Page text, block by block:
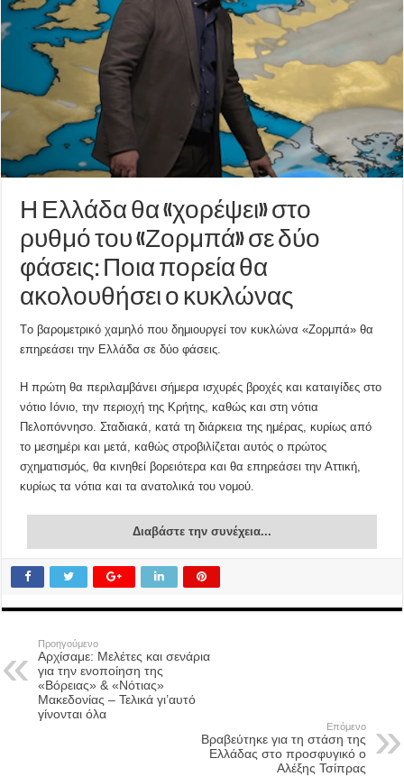
Η Ελλάδα θα «χορέψει» στο
ρυθμό του «Ζορμπά» σε δύο
φάσεις: Ποια πορεία θα
ακολουθήσει ο κυκλώνας
Tο βαρομετρικό χαμηλό που δημιουργεί τον κυκλώνα «Ζορμπά» θα
επηρεάσει την Ελλάδα σε δύο φάσεις.
Η πρώτη θα περιλαμβάνει σήμερα ισχυρές βροχές και καταιγίδες στο
νότιο Ιόνιο, την περιοχή της Κρήτης, καθώς και στη νότια
Πελοπόννησο. Σταδιακά, κατά τη διάρκεια της ημέρας, κυρίως από
το μεσημέρι και μετά, καθώς στροβιλίζεται αυτός ο πρώτος
σχηματισμός, θα κινηθεί βορειότερα και θα επηρεάσει την Αττική,
κυρίως τα νότια και τα ανατολικά του νομού.
Διαβάστε την συνέχεια...
Προηγούμενο
Αρχίσαμε: Μελέτες και σενάρια
για την ενοποίηση της
«Βόρειας» & «Νότιας»
Μακεδονίας – Τελικά γι’αυτό
γίνονται όλα
Επόμενο
Βραβεύτηκε για τη στάση της
Ελλάδας στο προσφυγικό ο
Αλέξης Τσίπρας